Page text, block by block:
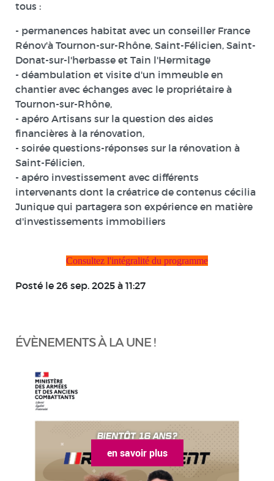
tous :
- permanences habitat avec un conseiller France
Rénov'à Tournon-sur-Rhône, Saint-Félicien, Saint-
Donat-sur-l'herbasse et Tain l'Hermitage
- déambulation et visite d'un immeuble en
chantier avec échanges avec le propriétaire à
Tournon-sur-Rhône,
- apéro Artisans sur la question des aides
financières à la rénovation,
- soirée questions-réponses sur la rénovation à
Saint-Félicien,
- apéro investissement avec différents
intervenants dont la créatrice de contenus cécilia
Junique qui partagera son expérience en matière
d'investissements immobiliers
Consultez l'intégralité du programme
Posté le 26 sep. 2025 à 11:27
ÉVÈNEMENTS À LA UNE !
en savoir plus